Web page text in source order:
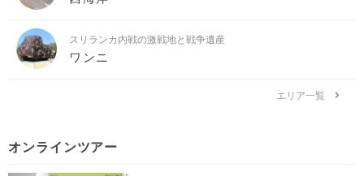
スリランカ内戦の激戦地と戦争遺産
ワンニ
エリア一覧
オンラインツアー